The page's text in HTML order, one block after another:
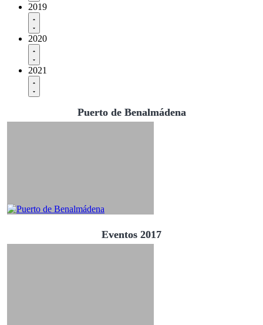
2019
2020
2021
Puerto de Benalmádena
Eventos 2017